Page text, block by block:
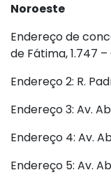
Noroeste
Endereço de
de Fátima, 1.747
Endereço 2: R.
Endereço 3: Av.
Endereço 4: Av.
Endereço 5: Av.